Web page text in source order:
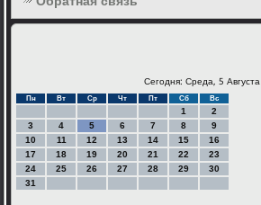
Сегодня: Среда, 5 Августа
Пн Вт Ср Чт Пт Сб Вс
1
2
3
4 5 6 7 8
9
10
11 12 13 14 15
16
17
18 19 20 21 22
23
24
25 26 27 28 29
30
31